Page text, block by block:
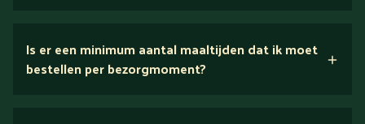
Is er een minimum aantal maaltijden dat ik moet
bestellen per bezorgmoment?